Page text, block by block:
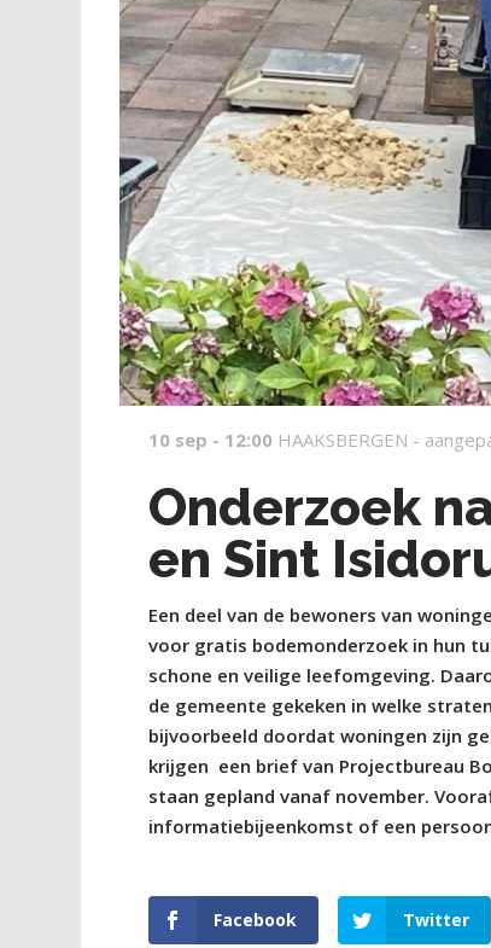
10 sep - 12:00 HAAKSBERGEN -
Onderzoek
en Sint
Een deel van de bewoners van
voor gratis bodemonderzoek in hun
schone en veilige leefomgeving.
de gemeente gekeken in welke
bijvoorbeeld doordat woningen zijn
krijgen een brief van Projectbureau
staan gepland vanaf november.
informatiebijeenkomst of een
Facebook Twitter